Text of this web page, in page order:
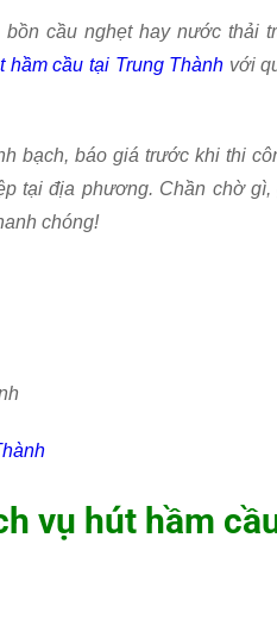
cầu nghẹt hay nước thải
hầm cầu tại Trung Thành với
bạch, báo giá trước khi thi
tại địa phương. Chần chờ
chóng!
vụ hút hầm